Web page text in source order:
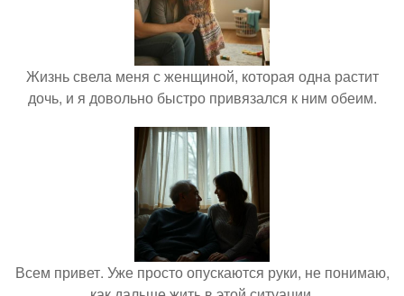
Жизнь свела меня с женщиной, которая одна растит
дочь, и я довольно быстро привязался к ним обеим.
Всем привет. Уже просто опускаются руки, не понимаю,